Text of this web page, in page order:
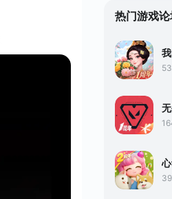
热门游戏